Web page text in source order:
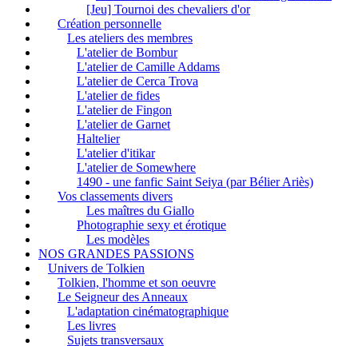
[Jeu] Tournoi des chevaliers d'or
Création personnelle
Les ateliers des membres
L'atelier de Bombur
L'atelier de Camille Addams
L'atelier de Cerca Trova
L'atelier de fides
L'atelier de Fingon
L'atelier de Garnet
Haltelier
L'atelier d'itikar
L'atelier de Somewhere
1490 - une fanfic Saint Seiya (par Bélier Ariès)
Vos classements divers
Les maîtres du Giallo
Photographie sexy et érotique
Les modèles
NOS GRANDES PASSIONS
Univers de Tolkien
Tolkien, l'homme et son oeuvre
Le Seigneur des Anneaux
L'adaptation cinématographique
Les livres
Sujets transversaux